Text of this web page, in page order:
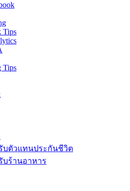
Tips
Tips
บตัวแทนประกันชีวิต
บร้านอาหาร